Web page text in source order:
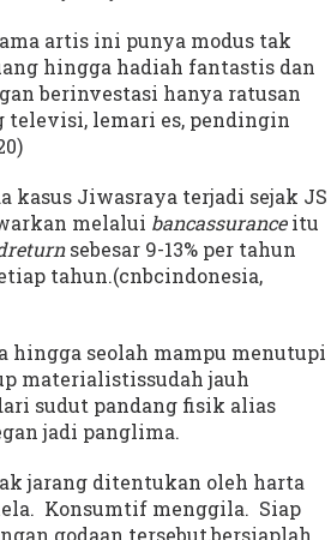
artis ini punya modus tak
hingga hadiah fantastis dan
berinvestasi hanya ratusan
televisi, lemari es, pendingin
kasus Jiwasraya terjadi sejak JS
melalui bancassuranceitu
sebesar 9-13% per tahun
tahun.(cnbcindonesia,
hingga seolah mampu menutupi
materialistissudah jauh
sudut pandang fisik alias
jadi panglima.
jarang ditentukan oleh harta
Konsumtif menggila. Siap
godaan tersebut,bersiaplah